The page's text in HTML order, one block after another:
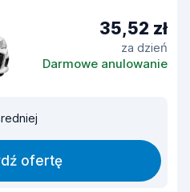
35,52 zł
za dzień
Darmowe anulowanie
ofertę